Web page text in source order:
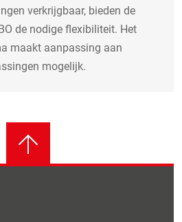
verkrijgbaar, bieden de
de nodige flexibiliteit. Het
maakt aanpassing aan
mogelijk.